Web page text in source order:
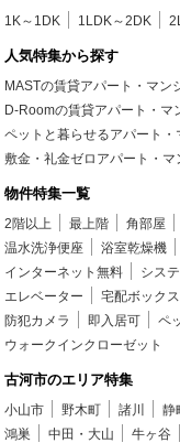
1K～1DK 1LDK～2DK
人気特集から探す
MASTの賃貸アパート・マン
D-Roomの賃貸アパート・マ
ペットと暮らせるアパート・
敷金・礼金ゼロアパート・マ
物件特集一覧
2階以上 最上階 角部屋
温水洗浄便座
浴室乾燥機
インターネット無料
シス
エレベーター
宅配ボックス
防犯カメラ
即入居可 ペ
ウォークインクローゼット
古河市のエリア特集
小山市 野木町 諸川 静
鴻巣
中田・大山 牛ヶ谷